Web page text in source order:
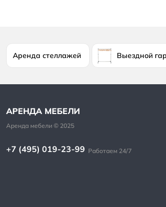
Аренда стеллажей Выездной
+7 (495) 019-23-99 Работаем 24/7